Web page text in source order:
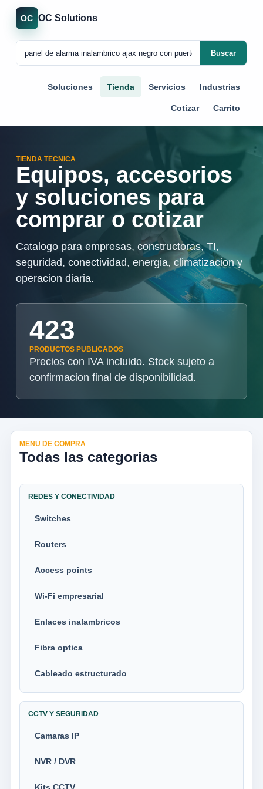
OC OC Solutions
Buscar
Soluciones Tienda Servicios Industrias
Cotizar Carrito
TIENDA TECNICA
Equipos, accesorios
y soluciones para
comprar o cotizar
Catalogo para empresas, constructoras, TI,
seguridad, conectividad, energia, climatizacion y
operacion diaria.
423
PRODUCTOS PUBLICADOS
Precios con IVA incluido. Stock sujeto a
confirmacion final de disponibilidad.
MENU DE COMPRA
Todas las categorias
REDES Y CONECTIVIDAD
Switches
Routers
Access points
Wi-Fi empresarial
Enlaces inalambricos
Fibra optica
Cableado estructurado
CCTV Y SEGURIDAD
Camaras IP
NVR / DVR